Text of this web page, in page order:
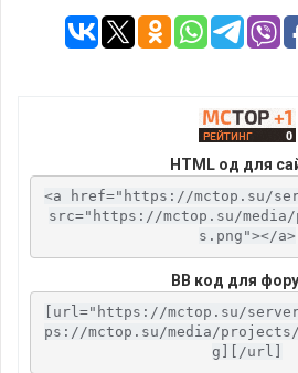
HTML од для
<a href="https://mctop.su/
src="https://mctop.su/
s.png"></a>
BB код для
[url="https://mctop.su/
ps://mctop.su/media/
g][/url]